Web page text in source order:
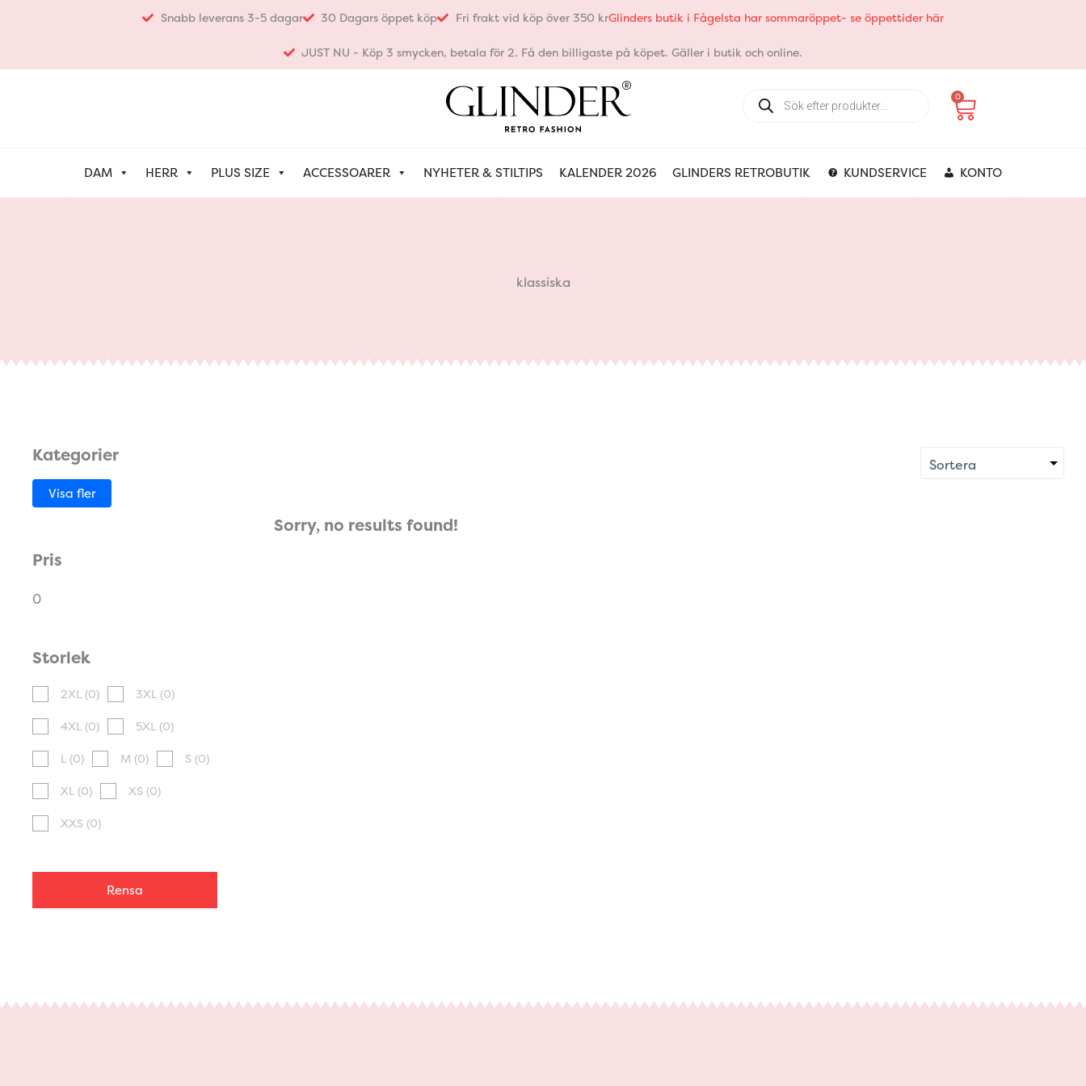
Snabb leverans 3-5 dagar 30 Dagars öppet köp Fri frakt vid köp över 350 krGlinders butik i Fågelsta har sommaröppet- se öppettider här
JUST NU - Köp 3 smycken, betala för 2. Få den billigaste på köpet. Gäller i butik och online.
search
0
Varukorg
DAM HERR PLUS SIZE ACCESSOARER NYHETER & STILTIPS KALENDER 2026 GLINDERS RETROBUTIK KUNDSERVICE KONTO
klassiska
Kategorier
Visa fler
Pris
0
Storlek
2XL (0) 3XL (0)
4XL (0) 5XL (0)
L (0) M (0) S (0)
XL (0) XS (0)
XXS (0)
Rensa
Sorry, no results found!